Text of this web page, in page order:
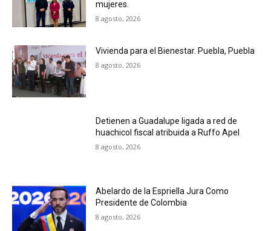
mujeres.
8 agosto, 2026
Vivienda para el Bienestar. Puebla, Puebla
8 agosto, 2026
Detienen a Guadalupe ligada a red de
huachicol fiscal atribuida a Ruffo Apel
8 agosto, 2026
Abelardo de la Espriella Jura Como
Presidente de Colombia
8 agosto, 2026